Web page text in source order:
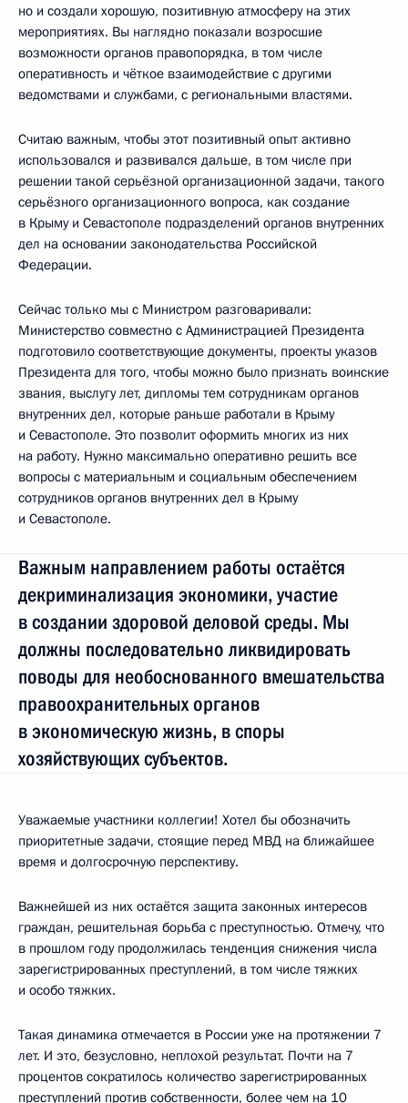
но и создали хорошую, позитивную атмосферу на этих
мероприятиях. Вы наглядно показали возросшие
возможности органов правопорядка, в том числе
оперативность и чёткое взаимодействие с другими
ведомствами и службами, с региональными властями.
Считаю важным, чтобы этот позитивный опыт активно
использовался и развивался дальше, в том числе при
решении такой серьёзной организационной задачи, такого
серьёзного организационного вопроса, как создание
в Крыму и Севастополе подразделений органов внутренних
дел на основании законодательства Российской
Федерации.
Сейчас только мы с Министром разговаривали:
Министерство совместно с Администрацией Президента
подготовило соответствующие документы, проекты указов
Президента для того, чтобы можно было признать воинские
звания, выслугу лет, дипломы тем сотрудникам органов
внутренних дел, которые раньше работали в Крыму
и Севастополе. Это позволит оформить многих из них
на работу. Нужно максимально оперативно решить все
вопросы с материальным и социальным обеспечением
сотрудников органов внутренних дел в Крыму
и Севастополе.
Важным направлением работы остаётся
декриминализация экономики, участие
в создании здоровой деловой среды. Мы
должны последовательно ликвидировать
поводы для необоснованного вмешательства
правоохранительных органов
в экономическую жизнь, в споры
хозяйствующих субъектов.
Уважаемые участники коллегии! Хотел бы обозначить
приоритетные задачи, стоящие перед МВД на ближайшее
время и долгосрочную перспективу.
Важнейшей из них остаётся защита законных интересов
граждан, решительная борьба с преступностью. Отмечу, что
в прошлом году продолжилась тенденция снижения числа
зарегистрированных преступлений, в том числе тяжких
и особо тяжких.
Такая динамика отмечается в России уже на протяжении 7
лет. И это, безусловно, неплохой результат. Почти на 7
процентов сократилось количество зарегистрированных
преступлений против собственности, более чем на 10